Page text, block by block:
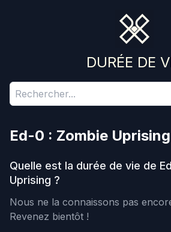
DURÉE DE
Ed-0 : Zombie Uprising
Quelle est la durée de vie de
Uprising ?
Nous ne la connaissons pas
Revenez bientôt !